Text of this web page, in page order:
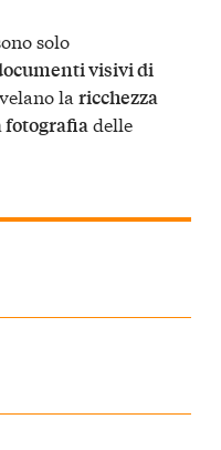
solo
visivi di
la ricchezza
fotografiadelle